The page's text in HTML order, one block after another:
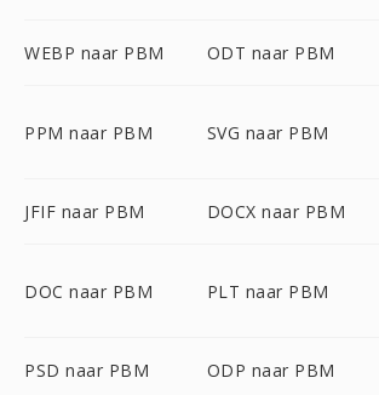
WEBP naar PBM ODT naar PBM
PPM naar PBM SVG naar PBM
JFIF naar PBM DOCX naar PBM
DOC naar PBM PLT naar PBM
PSD naar PBM ODP naar PBM